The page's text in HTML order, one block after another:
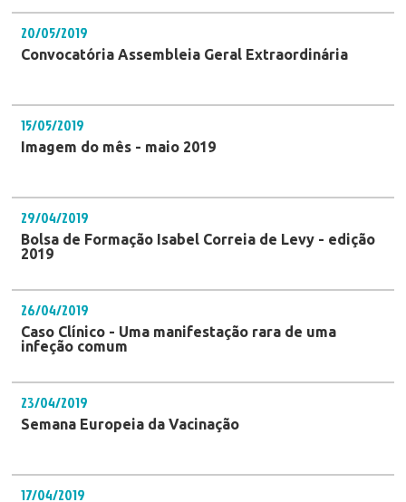
20/05/2019
Convocatória Assembleia Geral Extraordinária
15/05/2019
Imagem do mês - maio 2019
29/04/2019
Bolsa de Formação Isabel Correia de Levy - edição
2019
26/04/2019
Caso Clínico - Uma manifestação rara de uma
infeção comum
23/04/2019
Semana Europeia da Vacinação
17/04/2019